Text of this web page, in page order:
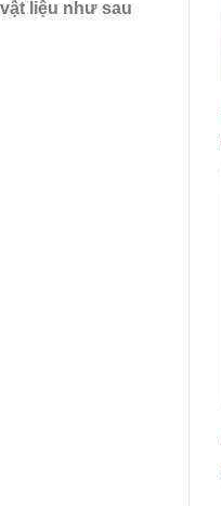
liệu như sau